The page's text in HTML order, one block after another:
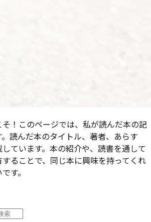
！このページでは、私が読んだ本の記
読んだ本のタイトル、著者、あらす
ています。本の紹介や、読書を通して
ることで、同じ本に興味を持ってくれ
す。